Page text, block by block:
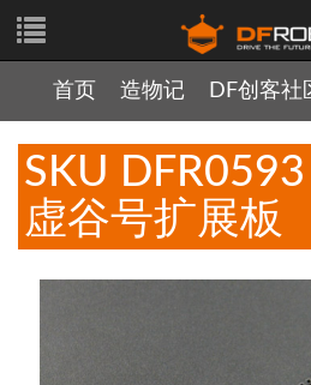
首页 造物记 DF创客社
SKU
虚谷号扩展板